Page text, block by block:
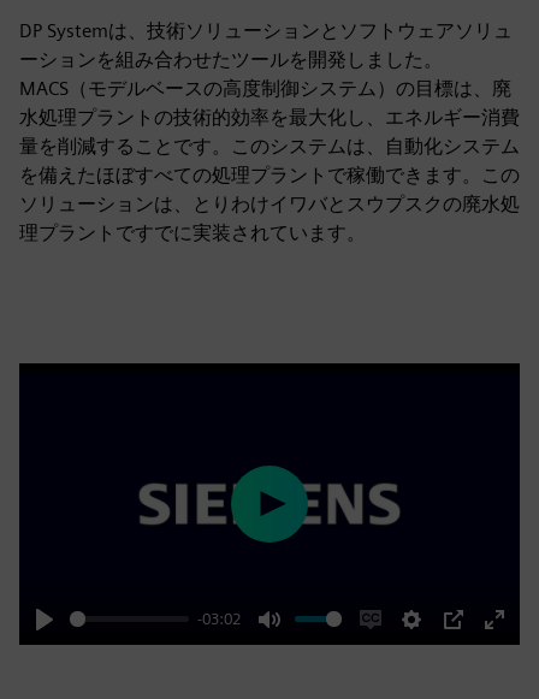
DP Systemは、技術ソリューションとソフトウェアソリュ
ーションを組み合わせたツールを開発しました。
MACS（モデルベースの高度制御システム）の目標は、廃
水処理プラントの技術的効率を最大化し、エネルギー消費
量を削減することです。このシステムは、自動化システム
を備えたほぼすべての処理プラントで稼働できます。この
ソリューションは、とりわけイワバとスウプスクの廃水処
理プラントですでに実装されています。
Play
-03:02
Mute
EnableSettings
PIP
Enter
Play